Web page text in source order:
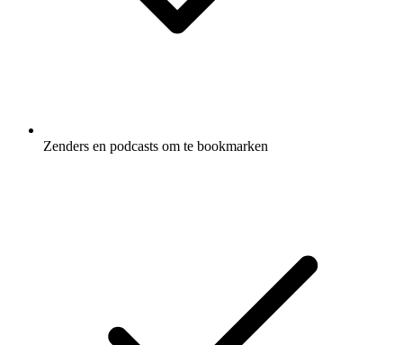
Zenders en podcasts om te bookmarken